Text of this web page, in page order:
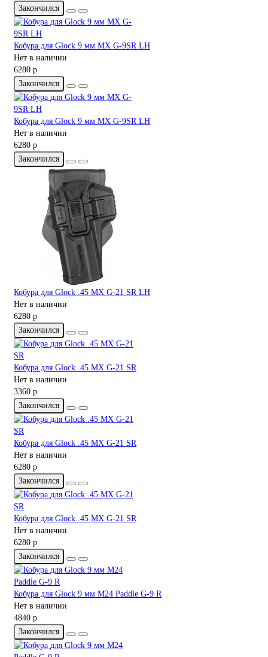
Закончился
Кобура для Glock 9 мм MX G-9SR LH
Нет в наличии
6280 р
Закончился
Кобура для Glock 9 мм MX G-9SR LH
Нет в наличии
6280 р
Закончился
Кобура для Glock .45 MX G-21 SR LH
Нет в наличии
6280 р
Закончился
Кобура для Glock .45 MX G-21 SR
Нет в наличии
3360 р
Закончился
Кобура для Glock .45 MX G-21 SR
Нет в наличии
6280 р
Закончился
Кобура для Glock .45 MX G-21 SR
Нет в наличии
6280 р
Закончился
Кобура для Glock 9 мм M24 Paddle G-9 R
Нет в наличии
4840 р
Закончился